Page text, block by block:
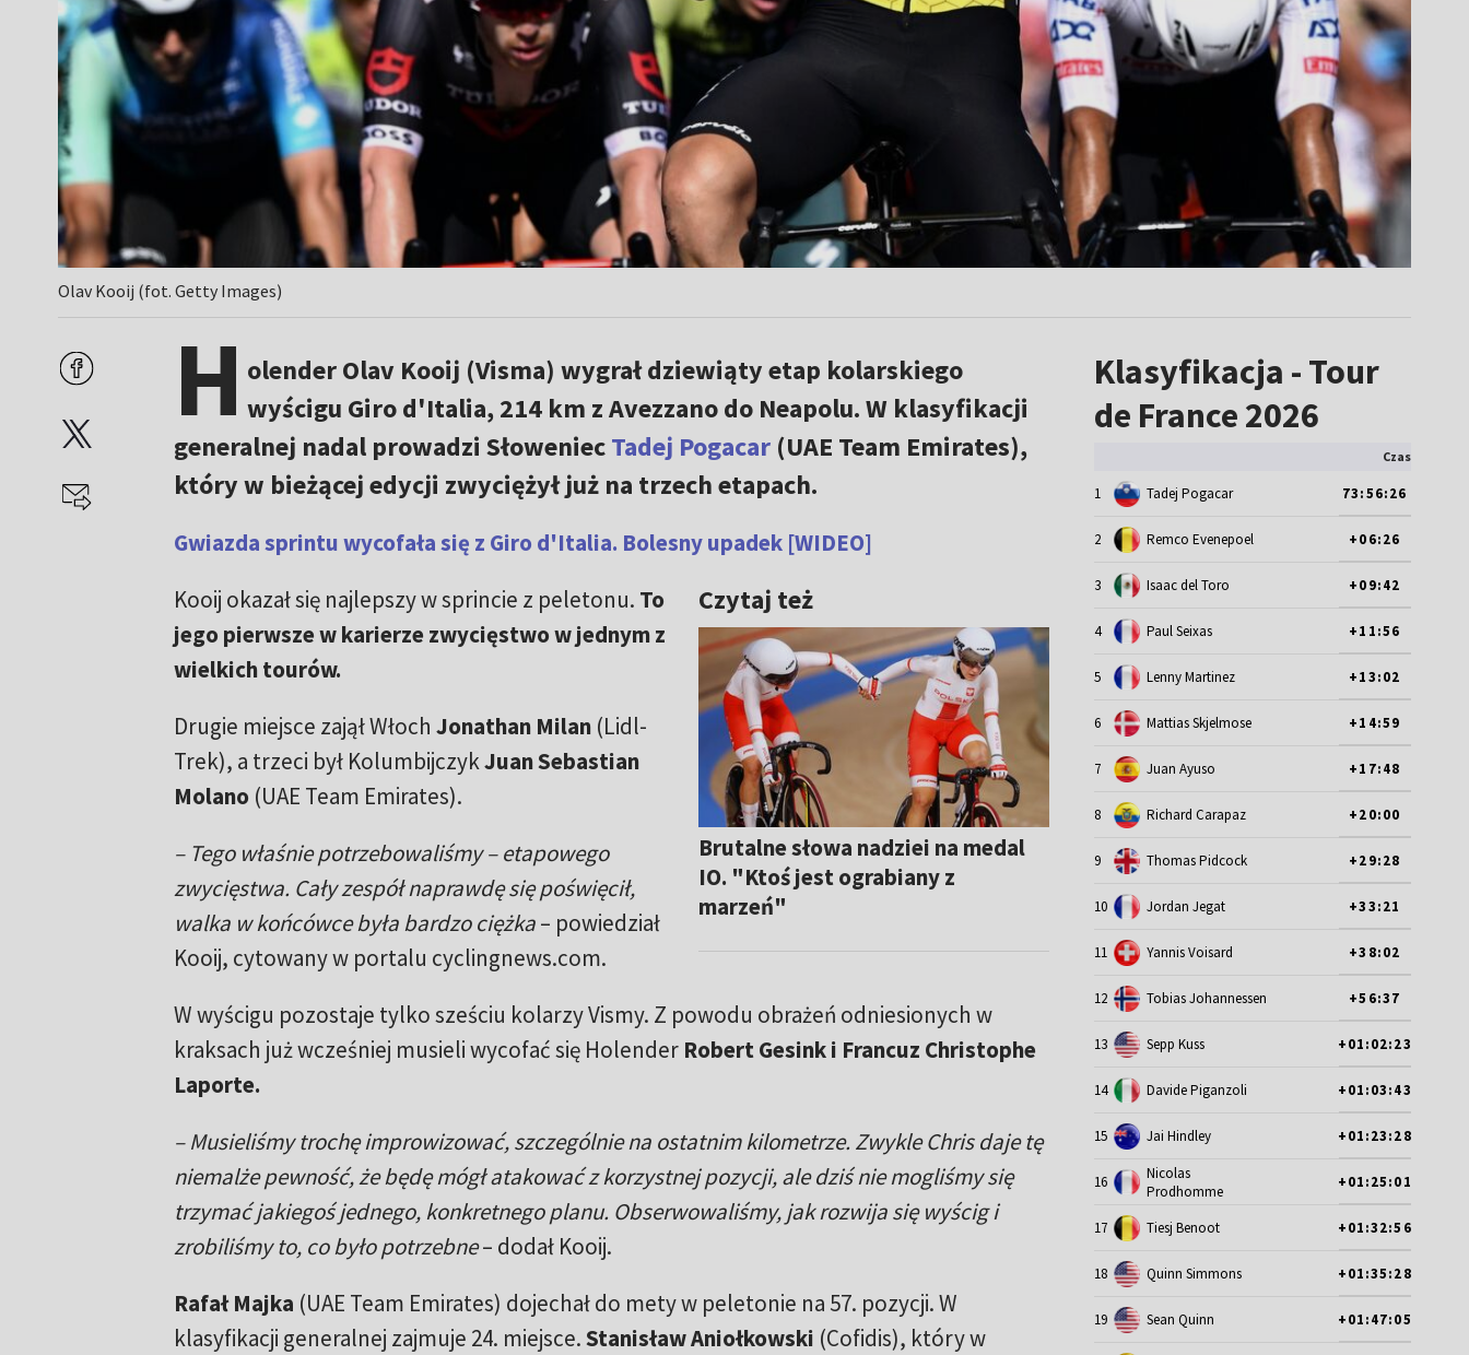
Olav Kooij (fot. Getty Images)
H olender Olav Kooij (Visma) wygrał dziewiąty etap kolarskiego
wyścigu Giro d'Italia, 214 km z Avezzano do Neapolu. W klasyfikacji
generalnej nadal prowadzi SłoweniecTadej Pogacar(UAE Team Emirates),
który w bieżącej edycji zwyciężył już na trzech etapach.
Gwiazda sprintu wycofała się z Giro d'Italia. Bolesny upadek [WIDEO]
Czytaj też
Brutalne słowa nadziei na medal
IO. "Ktoś jest ograbiany z
marzeń"
Kooij okazał się najlepszy w sprincie z peletonu. To
jego pierwsze w karierze zwycięstwo w jednym z
wielkich tourów.
Drugie miejsce zajął Włoch Jonathan Milan(Lidl-
Trek), a trzeci był KolumbijczykJuan Sebastian
Molano (UAE Team Emirates).
– Tego właśnie potrzebowaliśmy – etapowego
zwycięstwa. Cały zespół naprawdę się poświęcił,
walka w końcówce była bardzo ciężka– powiedział
Kooij, cytowany w portalu cyclingnews.com.
W wyścigu pozostaje tylko sześciu kolarzy Vismy. Z powodu obrażeń odniesionych w
kraksach już wcześniej musieli wycofać się Holender Robert Gesink i Francuz Christophe
Laporte.
– Musieliśmy trochę improwizować, szczególnie na ostatnim kilometrze. Zwykle Chris daje tę
niemalże pewność, że będę mógł atakować z korzystnej pozycji, ale dziś nie mogliśmy się
trzymać jakiegoś jednego, konkretnego planu. Obserwowaliśmy, jak rozwija się wyścig i
zrobiliśmy to, co było potrzebne– dodał Kooij.
Rafał Majka (UAE Team Emirates) dojechał do mety w peletonie na 57. pozycji. W
klasyfikacji generalnej zajmuje 24. miejsce.Stanisław Aniołkowski (Cofidis), który w
Klasyfikacja - Tour
de France 2026
Czas
1 Tadej Pogacar 73:56:26
2 Remco Evenepoel +06:26
3 Isaac del Toro +09:42
4 Paul Seixas +11:56
5 Lenny Martinez +13:02
6 Mattias Skjelmose +14:59
7 Juan Ayuso +17:48
8 Richard Carapaz +20:00
9 Thomas Pidcock +29:28
10 Jordan Jegat +33:21
11 Yannis Voisard +38:02
12 Tobias Johannessen +56:37
13 Sepp Kuss +01:02:23
14 Davide Piganzoli +01:03:43
15 Jai Hindley +01:23:28
16
Nicolas
Prodhomme
+01:25:01
17 Tiesj Benoot +01:32:56
18 Quinn Simmons +01:35:28
19 Sean Quinn +01:47:05